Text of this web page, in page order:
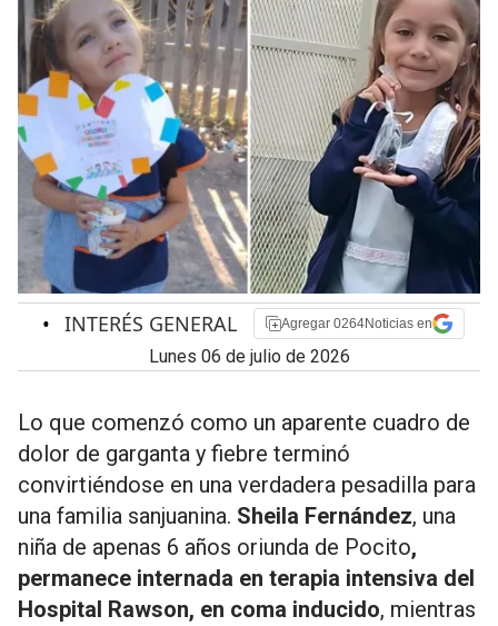
• INTERÉS GENERAL Agregar 0264Noticias en
lunes 06 de julio de 2026
Lo que comenzó como un aparente cuadro de
dolor de garganta y fiebre terminó
convirtiéndose en una verdadera pesadilla para
una familia sanjuanina. Sheila Fernández, una
niña de apenas 6 años oriunda de Pocito,
permanece internada en terapia intensiva del
Hospital Rawson, en coma inducido, mientras